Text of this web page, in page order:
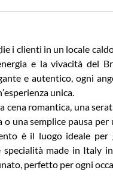
i clienti in un locale
e la vivacità del
e autentico, ogni
unica.
cena romantica, una
o una semplice pausa
è il luogo ideale per
specialità made in Italy
perfetto per ogni